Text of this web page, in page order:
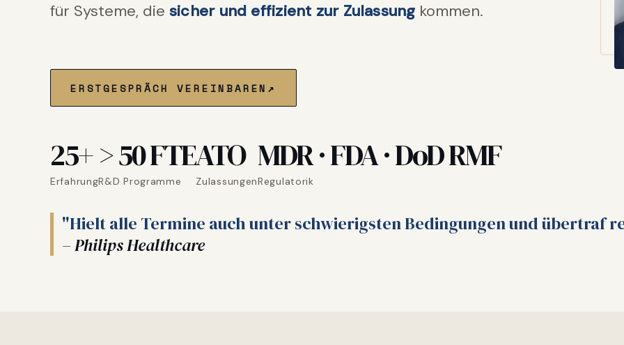
für Systeme, die sicher und effizient zur Zulassung kommen.
ERSTGESPRÄCH VEREINBAREN ↗
25+
Erfahrung
> 50 FTE
R&D Programme
ATO
Zulassungen
MDR · FDA · DoD RMF
Regulatorik
"Hielt alle Termine auch unter schwierigsten Bedingungen und übertraf
– Philips Healthcare